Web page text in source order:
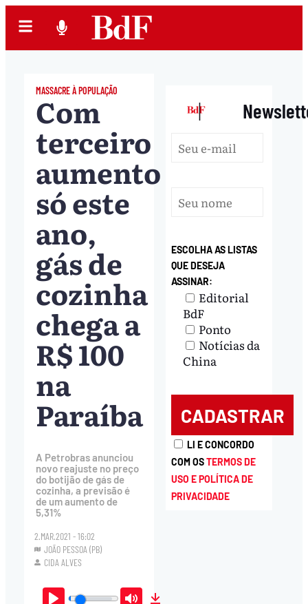
MASSACRE À POPULAÇÃO
Com
terceiro
aumento
só este
ano,
gás de
cozinha
chega a
R$ 100
na
Paraíba
A Petrobras anunciou
novo reajuste no preço
do botijão de gás de
cozinha, a previsão é
de um aumento de
5,31%
2.MAR.2021 - 16:02
JOÃO PESSOA (PB)
CIDA ALVES
|
ESCOLHA AS LISTAS
QUE DESEJA
ASSINAR:
Editorial
BdF
Ponto
Notícias da
China
LI E CONCORDO
COM OSTERMOS DE
USO E POLÍTICA DE
PRIVACIDADE